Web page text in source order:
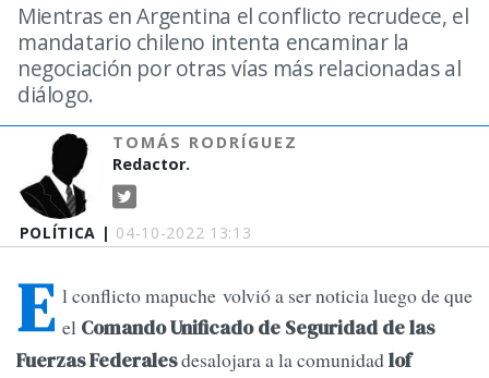
POLÍTICA | 04-10-2022 13:13
Mientras en Argentina el conflicto recrudece, el
mandatario chileno intenta encaminar la
negociación por otras vías más relacionadas al
diálogo.
TOMÁS RODRÍGUEZ
Redactor.
E l conflicto mapuche volvió a ser noticia luego de que
el Comando Unificado de Seguridad de las
Fuerzas Federalesdesalojara a la comunidadlof